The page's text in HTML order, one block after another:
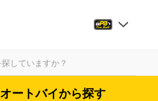
オートバイから探す